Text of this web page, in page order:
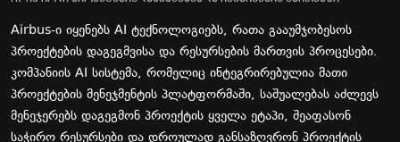
Airbus-ი იყენებს AI ტექნოლოგიებს, რათა გააუმჯობესოს
პროექტების დაგეგმვისა და რესურსების მართვის პროცესები.
კომპანიის AI სისტემა, რომელიც ინტეგრირებულია მათი
პროექტების მენეჯმენტის პლატფორმაში, საშუალებას აძლევს
მენეჯერებს დაგეგმონ პროექტის ყველა ეტაპი, შეაფასონ
საჭირო რესურსები და დროულად განსაზღვრონ პროექტის